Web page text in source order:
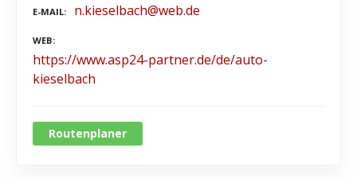
E-MAIL n.kieselbach@web.de
WEB
https://www.asp24-partner.de/de/auto-
kieselbach
Routenplaner